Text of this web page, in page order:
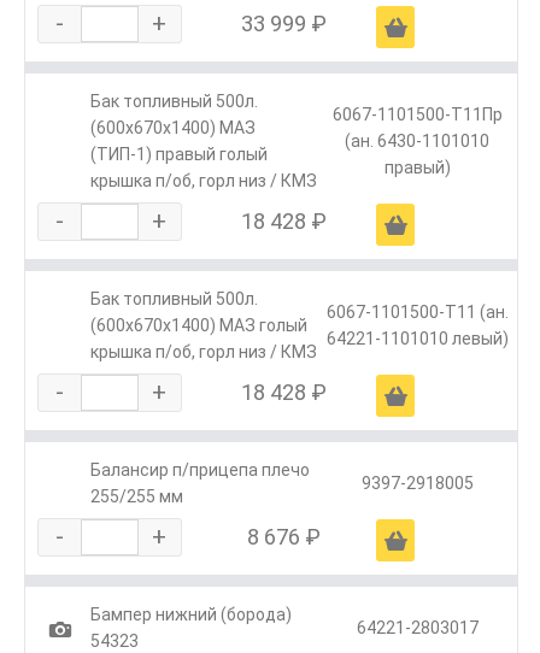
- + 33 999 ₽ Ä
Бак топливный 500л.
(600х670х1400) МАЗ
(ТИП-1) правый голый
крышка п/об, горл низ / КМЗ
6067-1101500-Т11Пр
(ан. 6430-1101010
правый)
- + 18 428 ₽ Ä
Бак топливный 500л.
(600х670х1400) МАЗ голый
крышка п/об, горл низ / КМЗ
6067-1101500-Т11 (ан.
64221-1101010 левый)
- + 18 428 ₽ Ä
Балансир п/прицепа плечо
255/255 мм
9397-2918005
- + 8 676 ₽ Ä
1
Бампер нижний (борода)
54323
64221-2803017